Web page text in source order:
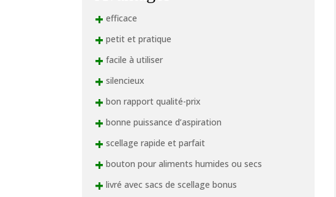
+ efficace
+ petit et pratique
+ facile à utiliser
+ silencieux
+ bon rapport qualité-prix
+ bonne puissance d’aspiration
+ scellage rapide et parfait
+ bouton pour aliments humides ou secs
+ livré avec sacs de scellage bonus